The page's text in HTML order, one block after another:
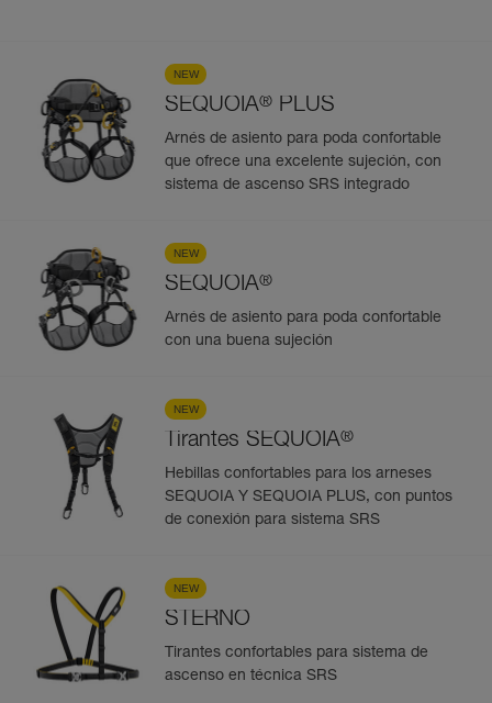
NEW
SEQUOIA® PLUS
Arnés de asiento para poda confortable
que ofrece una excelente sujeción, con
sistema de ascenso SRS integrado
NEW
SEQUOIA®
Arnés de asiento para poda confortable
con una buena sujeción
NEW
Tirantes SEQUOIA®
Hebillas confortables para los arneses
SEQUOIA Y SEQUOIA PLUS, con puntos
de conexión para sistema SRS
NEW
STERNO
Tirantes confortables para sistema de
ascenso en técnica SRS